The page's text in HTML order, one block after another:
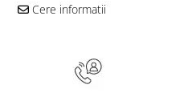
Cere informatii